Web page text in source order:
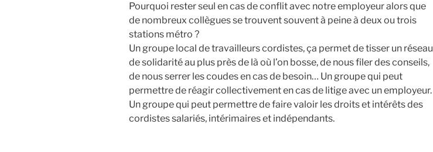
Pourquoi rester seul en cas de conflit avec notre employeur alors que
de nombreux collègues se trouvent souvent à peine à deux ou trois
stations métro ?
Un groupe local de travailleurs cordistes, ça permet de tisser un réseau
de solidarité au plus près de là où l’on bosse, de nous filer des conseils,
de nous serrer les coudes en cas de besoin… Un groupe qui peut
permettre de réagir collectivement en cas de litige avec un employeur.
Un groupe qui peut permettre de faire valoir les droits et intérêts des
cordistes salariés, intérimaires et indépendants.